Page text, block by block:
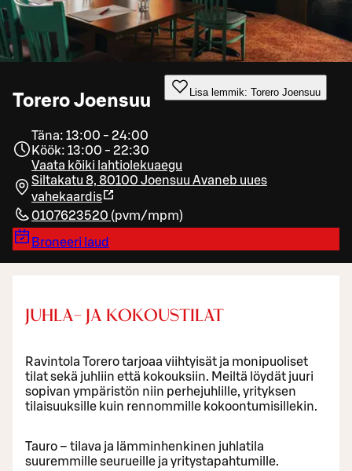
Torero Joensuu Lisa lemmik: Torero Joensuu
Täna: 13:00 - 24:00
Köök: 13:00 - 22:30
Vaata kõiki lahtiolekuaegu
Siltakatu 8, 80100 Joensuu Avaneb uues
vahekaardis
0107623520 (pvm/mpm)
Broneeri laud
JUHLA- JA KOKOUSTILAT
Ravintola Torero tarjoaa viihtyisät ja monipuoliset
tilat sekä juhliin että kokouksiin. Meiltä löydät juuri
sopivan ympäristön niin perhejuhlille, yrityksen
tilaisuuksille kuin rennommille kokoontumisillekin.
Tauro – tilava ja lämminhenkinen juhlatila
suuremmille seurueille ja yritystapahtumille.